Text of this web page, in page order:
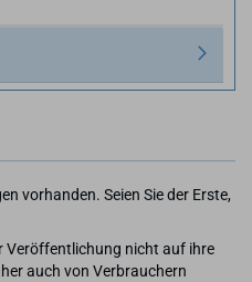
vorhanden. Seien Sie der Erste,
Veröffentlichung nicht auf ihre
auch von Verbrauchern